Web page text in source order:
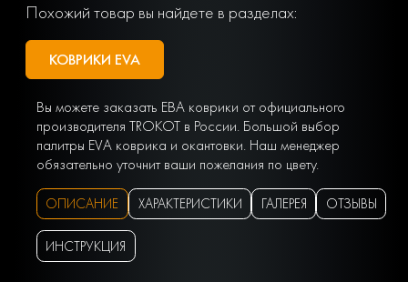
Похожий товар вы найдете в разделах:
КОВРИКИ EVA
Вы можете заказать ЕВА коврики от официального
производителя TROKOT в России. Большой выбор
палитры EVA коврика и окантовки. Наш менеджер
обязательно уточнит ваши пожелания по цвету.
ОПИСАНИЕ ХАРАКТЕРИСТИКИ ГАЛЕРЕЯ ОТЗЫВЫ
ИНСТРУКЦИЯ